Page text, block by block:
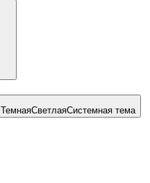
ТемнаяСветлаяСистемная тема